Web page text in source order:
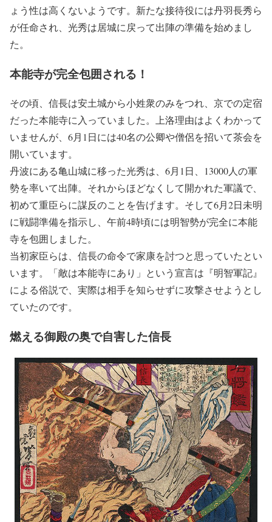
ょう性は高くないようです。新たな接待役には丹羽長秀ら
が任命され、光秀は居城に戻って出陣の準備を始めまし
た。
本能寺が完全包囲される！
その頃、信長は安土城から小姓衆のみをつれ、京での定宿
だった本能寺に入っていました。上洛理由はよくわかって
いませんが、6月1日には40名の公卿や僧侶を招いて茶会を
開いています。
丹波にある亀山城に移った光秀は、6月1日、13000人の軍
勢を率いて出陣。それからほどなくして開かれた軍議で、
初めて重臣らに謀反のことを告げます。そして6月2日未明
に戦闘準備を指示し、午前4時頃には明智勢が完全に本能
寺を包囲しました。
当初家臣らは、信長の命令で家康を討つと思っていたとい
います。「敵は本能寺にあり」という宣言は『明智軍記』
による俗説で、実際は相手を知らせずに攻撃させようとし
ていたのです。
燃える御殿の奥で自害した信長